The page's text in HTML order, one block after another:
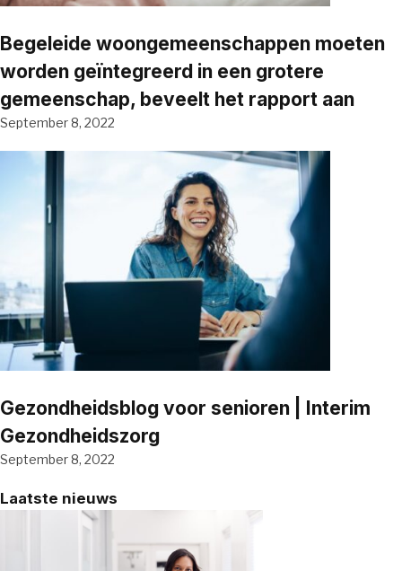
Begeleide woongemeenschappen moeten
worden geïntegreerd in een grotere
gemeenschap, beveelt het rapport aan
September 8, 2022
Gezondheidsblog voor senioren | Interim
Gezondheidszorg
September 8, 2022
Laatste nieuws